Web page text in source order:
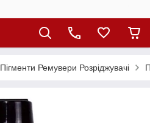
Пігменти Ремувери Розріджувачі